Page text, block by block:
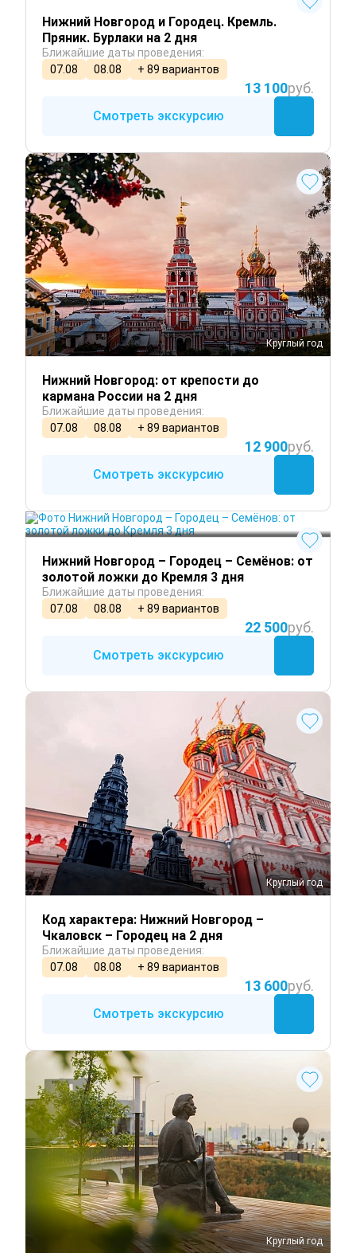
Нижний Новгород и Городец. Кремль.
Пряник. Бурлаки на 2 дня
Ближайшие даты проведения:
07.08
08.08 + 89 вариантов
13 100руб.
Смотреть экскурсию
Круглый год
Нижний Новгород: от крепости до
кармана России на 2 дня
Ближайшие даты проведения:
07.08
08.08 + 89 вариантов
12 900руб.
Смотреть экскурсию
Круглый год
Нижний Новгород – Городец – Семёнов: от
золотой ложки до Кремля 3 дня
Ближайшие даты проведения:
07.08
08.08 + 89 вариантов
22 500руб.
Смотреть экскурсию
Круглый год
Код характера: Нижний Новгород –
Чкаловск – Городец на 2 дня
Ближайшие даты проведения:
07.08
08.08 + 89 вариантов
13 600руб.
Смотреть экскурсию
Круглый год